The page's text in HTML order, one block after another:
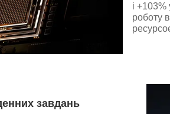
і
роботу
завдань